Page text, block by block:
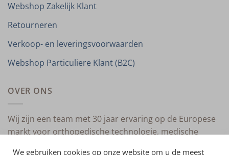
Webshop Zakelijk Klant
Retourneren
Verkoop- en leveringsvoorwaarden
Webshop Particuliere Klant (B2C)
OVER ONS
Wij zijn een team met 30 jaar ervaring op de Europese
markt voor orthopedische technologie, medische
We gebruiken cookies op onze website om u de meest